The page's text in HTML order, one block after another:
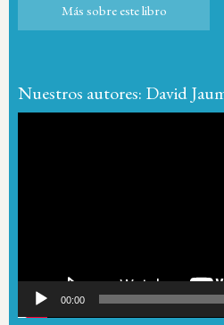
Más sobre este libro
Nuestros autores: David
00:00